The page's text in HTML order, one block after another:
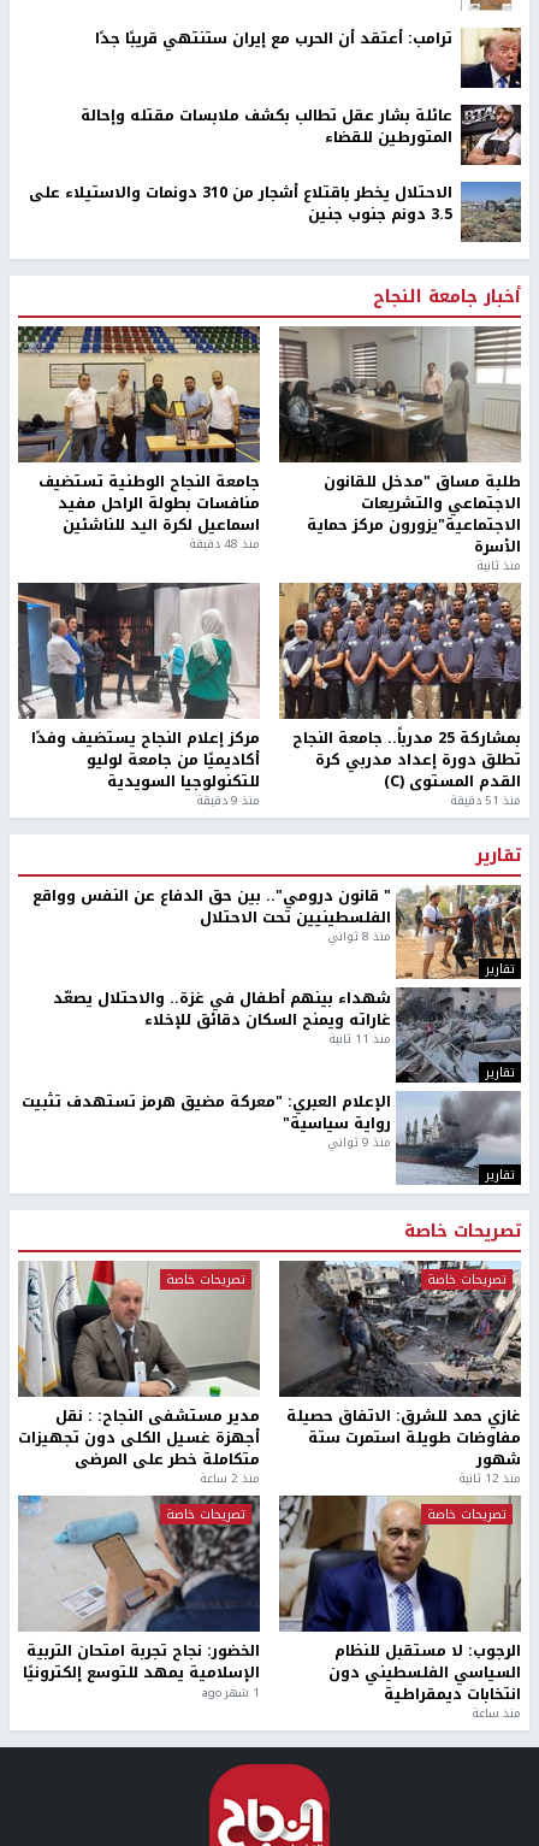
ترامب: أعتقد أن الحرب مع إيران ستنتهي قريبًا جدًا
عائلة بشار عقل تطالب بكشف ملابسات مقتله وإحالة
المتورطين للقضاء
الاحتلال يخطر باقتلاع أشجار من 310 دونمات والاستيلاء على
3.5 دونم جنوب جنين
أخبار جامعة النجاح
طلبة مساق "مدخل للقانون
الاجتماعي والتشريعات
الاجتماعية"يزورون مركز حماية
الأسرة
منذ ثانية
جامعة النجاح الوطنية تستضيف
منافسات بطولة الراحل مفيد
اسماعيل لكرة اليد للناشئين
منذ 48 دقيقة
بمشاركة 25 مدرباً.. جامعة النجاح
تطلق دورة إعداد مدربي كرة
القدم المستوى (C)
منذ 51 دقيقة
مركز إعلام النجاح يستضيف وفدًا
أكاديميًا من جامعة لوليو
للتكنولوجيا السويدية
منذ 9 دقيقة
تقارير
تقارير
" قانون درومي".. بين حق الدفاع عن النفس وواقع
الفلسطينيين تحت الاحتلال
منذ 8 ثواني
تقارير
شهداء بينهم أطفال في غزة.. والاحتلال يصعّد
غاراته ويمنح السكان دقائق للإخلاء
منذ 11 ثانية
تقارير
الإعلام العبري: "معركة مضيق هرمز تستهدف تثبيت
رواية سياسية"
منذ 9 ثواني
تصريحات خاصة
تصريحات خاصة
غازي حمد للشرق: الاتفاق حصيلة
مفاوضات طويلة استمرت ستة
شهور
منذ 12 ثانية
تصريحات خاصة
مدير مستشفى النجاح: : نقل
أجهزة غسيل الكلى دون تجهيزات
متكاملة خطر على المرضى
منذ 2 ساعة
تصريحات خاصة
الرجوب: لا مستقبل للنظام
السياسي الفلسطيني دون
انتخابات ديمقراطية
منذ ساعة
تصريحات خاصة
الخضور: نجاح تجربة امتحان التربية
الإسلامية يمهد للتوسع إلكترونيًا
1 شهر ago